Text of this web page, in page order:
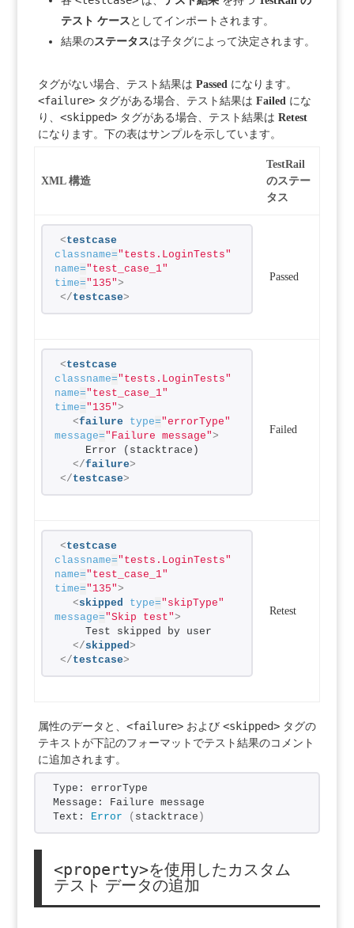
テスト ケース としてインポートされます。
結果のステータスは子タグによって決定されます。
タグがない場合、テスト結果は Passedになります。
<failure>タグがある場合、テスト結果は Failedにな
り、 <skipped>タグがある場合、テスト結果は Retest
になります。下の表はサンプルを示しています。
XML 構造
TestRail
のステー
タス
<testcase
classname="tests.LoginTests"
name="test_case_1"
time="135">
</testcase>
Passed
<testcase
classname="tests.LoginTests"
name="test_case_1"
time="135">
<failure type="errorType"
message="Failure message">
    Error (stacktrace)
</failure>
</testcase>
Failed
<testcase
classname="tests.LoginTests"
name="test_case_1"
time="135">
<skipped type="skipType"
message="Skip test">
    Test skipped by user
</skipped>
</testcase>
Retest
属性のデータと、 <failure>および <skipped>タグの
テキストが下記のフォーマットでテスト結果のコメント
に追加されます。
Type: errorType
Message: Failure message
Text: Error ( stacktrace )
<property>を使用したカスタム
テスト データの追加